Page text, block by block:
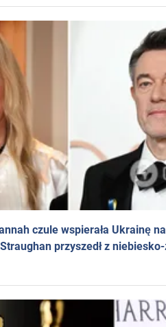
czule wspierała Ukrainę
przyszedł z